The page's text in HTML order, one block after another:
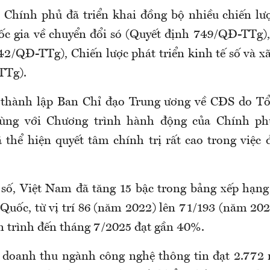
Chính phủ đã triển khai đồng bộ nhiều chiến
gia về chuyển đổi só (Quyết định 749/QĐ-
QĐ-TTg), Chiến lược phát triển kinh tế số và
lập Ban Chỉ đạo Trung ương về CĐS do
với Chương trình hành động của Chính
thể hiện quyết tâm chính trị rất cao trong việc
Việt Nam đã tăng 15 bậc trong bảng xếp
từ vị trí 86 (năm 2022) lên 71/193 (năm
trình đến tháng 7/2025 đạt gần 40%.
thu ngành công nghệ thông tin đạt 2.772